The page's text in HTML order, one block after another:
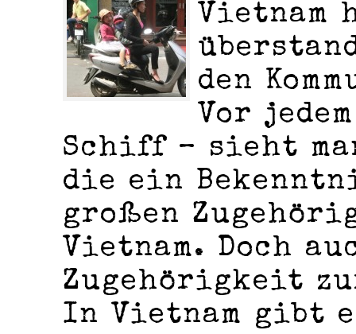
Vietnam
den
Vor
Schiff – sieht
die ein
großen
Vietnam. Doch
Zugehörigkeit
In Vietnam gibt